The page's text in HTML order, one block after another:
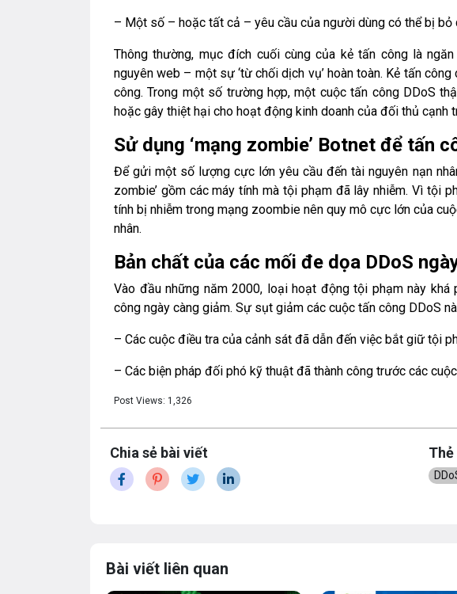
– Một số – hoặc tất cả – yêu cầu của người dùng có thể bị bỏ
Thông thường, mục đích cuối cùng của kẻ tấn công là
nguyên web – một sự ‘từ chối dịch vụ’ hoàn toàn. Kẻ tấn
công. Trong một số trường hợp, một cuộc tấn công DDoS
hoặc gây thiệt hại cho hoạt động kinh doanh của đối thủ cạnh
Sử dụng ‘mạng zombie’ Botnet để tấn
Để gửi một số lượng cực lớn yêu cầu đến tài nguyên nạn
zombie’ gồm các máy tính mà tội phạm đã lây nhiễm. Vì tội
tính bị nhiễm trong mạng zoombie nên quy mô cực lớn của
nhân.
Bản chất của các mối đe dọa DDoS
Vào đầu những năm 2000, loại hoạt động tội phạm này khá
công ngày càng giảm. Sự sụt giảm các cuộc tấn công DDoS
– Các cuộc điều tra của cảnh sát đã dẫn đến việc bắt giữ tội
– Các biện pháp đối phó kỹ thuật đã thành công trước các
Post Views: 1,326
Chia sẻ bài viết Thẻ
Bài viết liên quan